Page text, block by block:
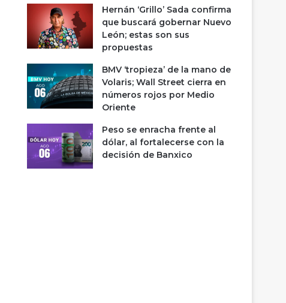
Hernán ‘Grillo’ Sada confirma
que buscará gobernar Nuevo
León; estas son sus
propuestas
BMV ‘tropieza’ de la mano de
Volaris; Wall Street cierra en
números rojos por Medio
Oriente
Peso se enracha frente al
dólar, al fortalecerse con la
decisión de Banxico